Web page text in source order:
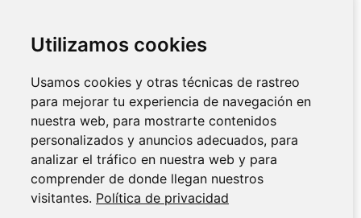
Utilizamos cookies
Usamos cookies y otras técnicas de rastreo
para mejorar tu experiencia de navegación en
nuestra web, para mostrarte contenidos
personalizados y anuncios adecuados, para
analizar el tráfico en nuestra web y para
comprender de donde llegan nuestros
visitantes. Política de privacidad